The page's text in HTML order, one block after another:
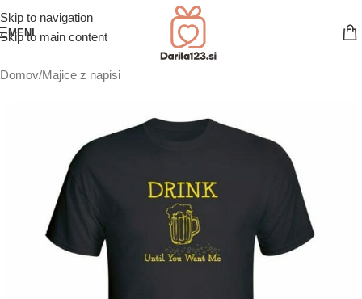
Skip to navigation
Skip to main content
MENI
Domov/Majice z napisi